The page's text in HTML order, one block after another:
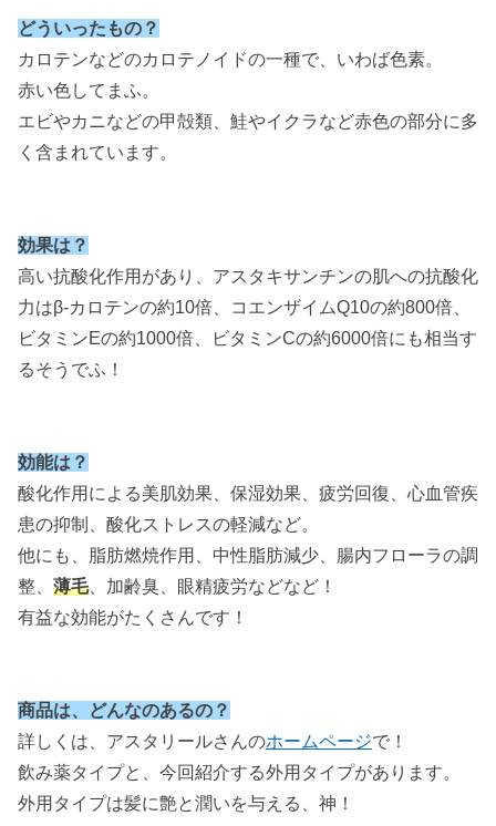
どういったもの？
カロテンなどのカロテノイドの一種で、いわば色素。
赤い色してまふ。
エビやカニなどの甲殻類、鮭やイクラなど赤色の部分に多
く含まれています。
効果は？
高い抗酸化作用があり、アスタキサンチンの肌への抗酸化
力はβ-カロテンの約10倍、コエンザイムQ10の約800倍、
ビタミンEの約1000倍、ビタミンCの約6000倍にも相当す
るそうでふ！
効能は？
酸化作用による美肌効果、保湿効果、疲労回復、心血管疾
患の抑制、酸化ストレスの軽減など。
他にも、脂肪燃焼作用、中性脂肪減少、腸内フローラの調
整、 薄毛、加齢臭、眼精疲労などなど！
有益な効能がたくさんです！
商品は、どんなのあるの？
詳しくは、アスタリールさんのホームページで！
飲み薬タイプと、今回紹介する外用タイプがあります。
外用タイプは髪に艶と潤いを与える、神！